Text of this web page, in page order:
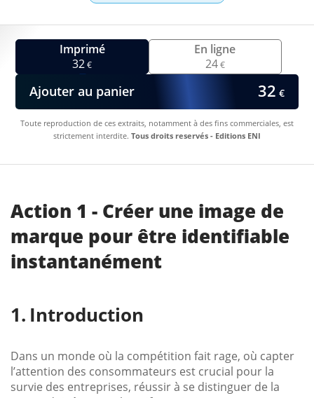
Imprimé
32€
En ligne
24€
Ajouter au panier 32 €
Toute reproduction de ces extraits, notamment à des fins commerciales, est
strictement interdite. Tous droits reservés - Editions ENI
Action 1 - Créer une image de
marque pour être identifiable
instantanément
Introduction
Dans un monde où la compétition fait rage, où capter
l’attention des consommateurs est crucial pour la
survie des entreprises, réussir à se distinguer de la